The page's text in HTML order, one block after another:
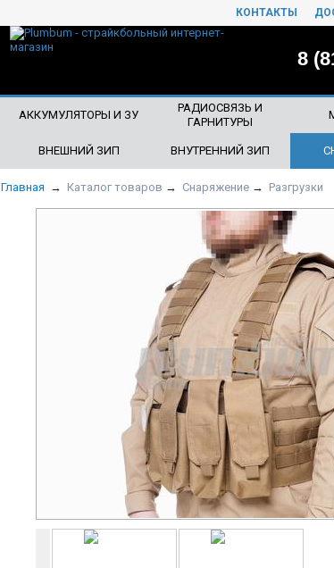
КОНТАКТЫ
8
АККУМУЛЯТОРЫ И ЗУ
РАДИОСВЯЗЬ И
ГАРНИТУРЫ
ВНЕШНИЙ ЗИП ВНУТРЕННИЙ ЗИП
Главная → Каталог товаров → Снаряжение → Разгрузки
ЧТО БУДЕМ ИСКАТЬ?